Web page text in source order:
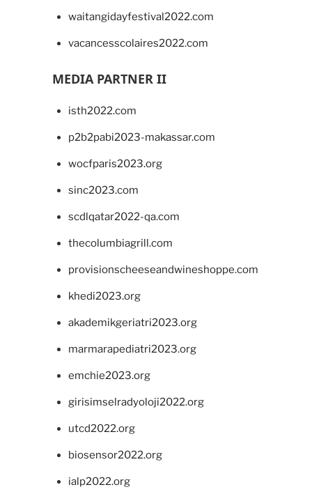
waitangidayfestival2022.com
vacancesscolaires2022.com
MEDIA PARTNER II
isth2022.com
p2b2pabi2023-makassar.com
wocfparis2023.org
sinc2023.com
scdlqatar2022-qa.com
thecolumbiagrill.com
provisionscheeseandwineshoppe.com
khedi2023.org
akademikgeriatri2023.org
marmarapediatri2023.org
emchie2023.org
girisimselradyoloji2022.org
utcd2022.org
biosensor2022.org
ialp2022.org